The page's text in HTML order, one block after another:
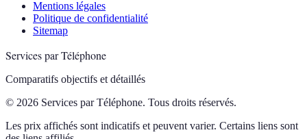
Mentions légales
Politique de confidentialité
Sitemap
Services par Téléphone
Comparatifs objectifs et détaillés
© 2026 Services par Téléphone. Tous droits réservés.
Les prix affichés sont indicatifs et peuvent varier. Certains liens sont